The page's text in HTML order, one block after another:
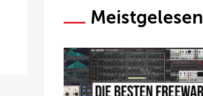
Meistgelesen